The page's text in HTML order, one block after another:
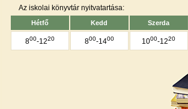
Az iskolai könyvtár nyitvatartása:
Hétfő Kedd Szerda
800-1220 800-1400 1000-1220